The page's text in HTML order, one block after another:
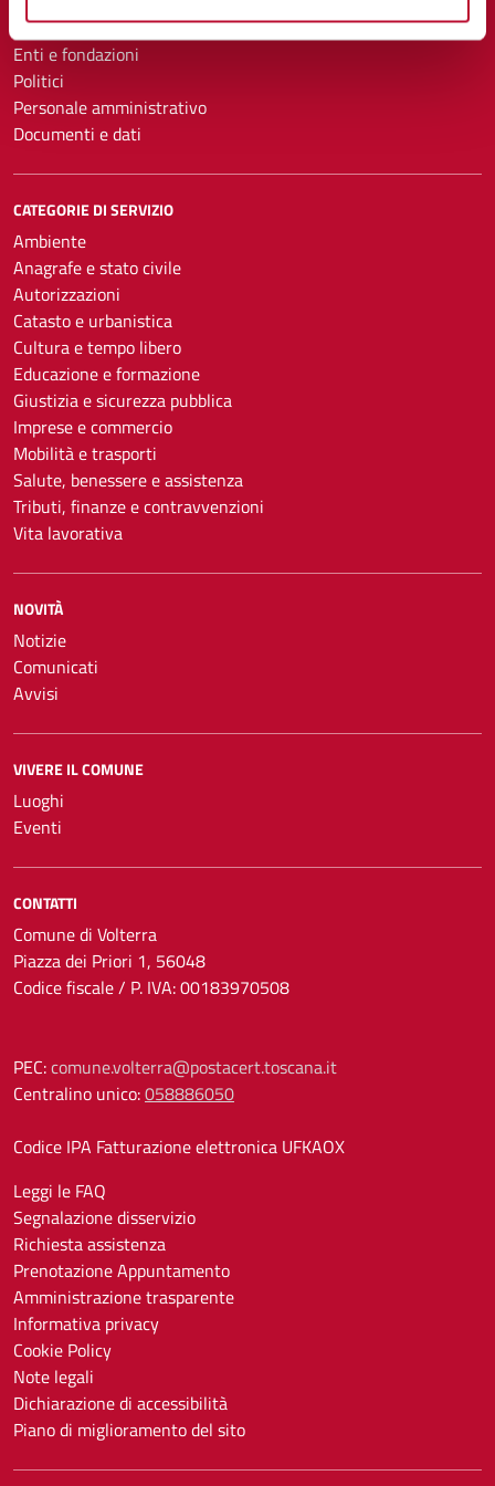
Uffici
Enti e fondazioni
Politici
Personale amministrativo
Documenti e dati
CATEGORIE DI SERVIZIO
Ambiente
Anagrafe e stato civile
Autorizzazioni
Catasto e urbanistica
Cultura e tempo libero
Educazione e formazione
Giustizia e sicurezza pubblica
Imprese e commercio
Mobilità e trasporti
Salute, benessere e assistenza
Tributi, finanze e contravvenzioni
Vita lavorativa
NOVITÀ
Notizie
Comunicati
Avvisi
VIVERE IL COMUNE
Luoghi
Eventi
CONTATTI
Comune di Volterra
Piazza dei Priori 1, 56048
Codice fiscale / P. IVA: 00183970508
PEC:comune.volterra@postacert.toscana.it
Centralino unico:058886050
Codice IPA Fatturazione elettronica UFKAOX
Leggi le FAQ
Segnalazione disservizio
Richiesta assistenza
Prenotazione Appuntamento
Amministrazione trasparente
Informativa privacy
Cookie Policy
Note legali
Dichiarazione di accessibilità
Piano di miglioramento del sito